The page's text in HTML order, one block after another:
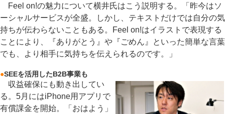
Feel on!の魅力について横井氏はこう説明する。「昨今はソ
ーシャルサービスが全盛。しかし、テキストだけでは自分の気
持ちが伝わらないこともある。Feel on!はイラストで表現する
ことにより、『ありがとう』や『ごめん』といった簡単な言葉
でも、より相手に気持ちを伝えられるのです。」
●SEEを活用したB2B事業も
収益確保にも動き出してい
る。5月にはiPhone用アプリで
有償課金を開始。「おはよう」